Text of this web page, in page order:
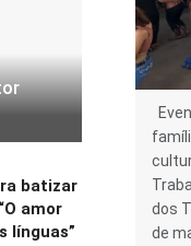
batizar
amor
línguas”
dos
de